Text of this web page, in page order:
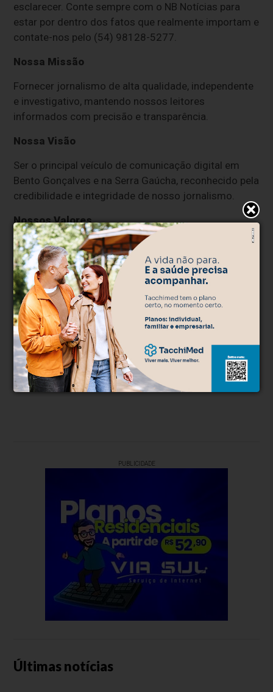
esclarecer. Conte sempre com o NB Notícias para
estar por dentro dos fatos que realmente importam e
contate-nos pelo (54) 98128-5277.
Nossa Missão
Fornecer jornalismo de alta qualidade, independente
e investigativo, mantendo nossos leitores
informados com precisão e transparência.
Nossa Visão
Ser o principal veículo de comunicação digital em
Bento Gonçalves e na Serra Gaúcha, reconhecido pela
credibilidade e integridade de nosso jornalismo.
Nossos Valores
Independência:Atuamos sem patrocínio de órgãos
públicos, garantindo a imparcialidade de nosso
conteúdo.
Transparência:Comprometemo-nos com a clareza
e a honestidade em todas as nossas reportagens.
Qualidade:Buscamos a excelência em cada notícia,
reportando com precisão e profundidade.
Compromisso com a Verdade:Nosso jornalismo é
baseado em fatos verificáveis e na integridade
editorial.
PUBLICIDADE
Últimas notícias